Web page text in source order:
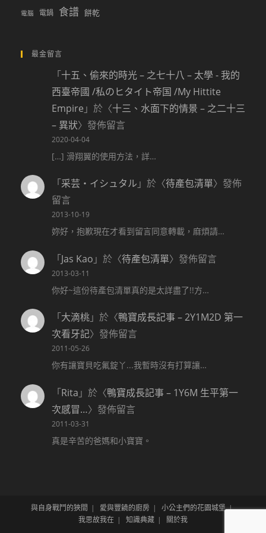
電腦 電鍋 食譜 餅乾
最金留言
「十五、偷來的時光 – 之七十八 – 太學 - 我的
西臺帝國 /私のヒタイト帝国 /My Hittite
Empire 」於〈十三、水面下的情景 – 之二十三
– 異狀〉發佈留言
2020-04-04
[…] 滑翔翼的使用方法，詳…
「采芸‧イシュタル 」於〈待產包清單〉發佈
留言
2013-10-19
妳好，抱歉現在才看到留言同意轉載，麻煩請…
「Jas Kao 」於〈待產包清單〉發佈留言
2013-03-11
你好~這份待產包清單真的是太詳盡了!!方…
「大滴桃」於〈鴨寶成長記事 – 2Y1M2D 第一
次看牙記〉發佈留言
2011-05-26
你有讓寶貝吃氟錠丫...我暫時沒有打算讓…
「Rita 」於〈鴨寶成長記事 – 1Y6M 生平第一
次感冒…〉發佈留言
2011-03-31
真是辛苦的爸媽和小寶寶。
與自身戰鬥的狹間 愛與豐饒的廚房
小公主們的花園城堡
我思故我在
知識典藏 關於我